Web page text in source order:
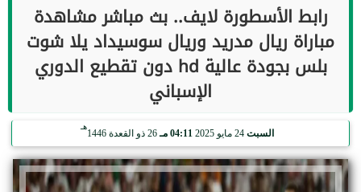
رابط الأسطورة لايف.. بث مباشر مشاهدة
مباراة ريال مدريد وريال سوسيداد يلا شوت
بلس بجودة عالية hd دون تقطيع الدوري
الإسباني
السبت 04:11 مـ 26 ذو القعدة 1446
هـ